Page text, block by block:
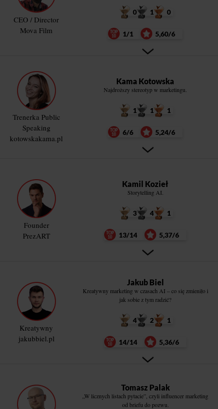
CEO / Director
Mova Film
0 1 0
1/1 5,60/6
Trenerka Public
Speaking
kotowskakama.pl
Kama Kotowska
Najdroższy stereotyp w marketingu.
1 1 1
6/6 5,24/6
Founder
PrezART
Kamil Kozieł
Storytelling AI.
3 4 1
13/14 5,37/6
Kreatywny
jakubbiel.pl
Jakub Biel
Kreatywny marketing w czasach AI – co się zmieniło i
jak sobie z tym radzić?
4 2 1
14/14 5,36/6
Tomasz Palak
„W licznych listach pytacie”, czyli influencer marketing
od briefu do pozwu.